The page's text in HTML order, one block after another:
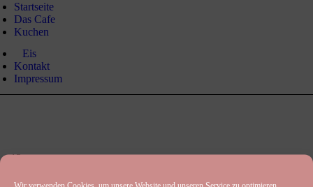
Wir verwenden Cookies, um unsere Website und unseren Service zu optimieren.
Startseite
Das Cafe
Kuchen
‏‏‎ ‎‏‏‎ ‎‏‏‎ ‎Eis
Kontakt
Impressum
12